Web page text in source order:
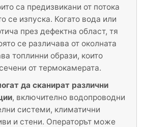
са предизвикани от потока
се изпуска. Когато вода или
през дефектна област, тя
се различава от околната
топлинни образи, които
от термокамерата.
да сканират различни
, включително водопроводни
системи, климатични
и стени. Операторът може